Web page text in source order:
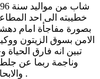
خطيبته الى احد
بصورة مفاجأة امام
الامن بسوق الزيتون
تبين انه فارق
وناجمة ربما عن
والابحاث التي يباشرها مركز الامن بسوق الزيتون .